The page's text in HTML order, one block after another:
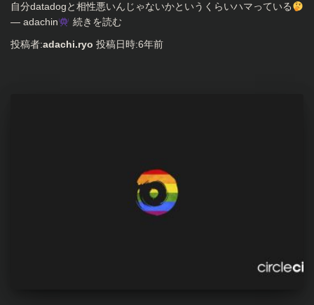
自分datadogと相性悪いんじゃないかというくらいハマっている
— adachin
続きを読む
投稿者:adachi.ryo 投稿日時:6年前